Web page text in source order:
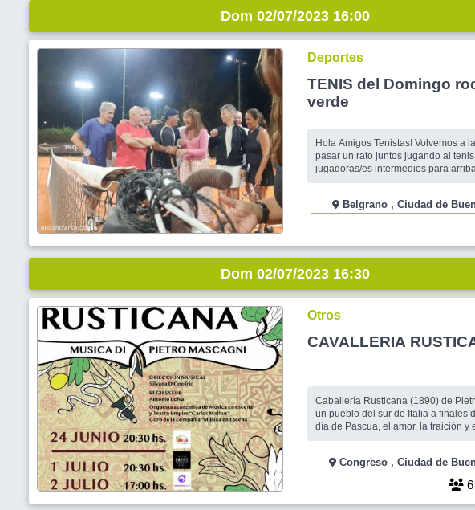
Dom 02/07/2023 16:00
Deportes
TENIS del Domingo
verde
Hola Amigos Tenistas! Volvemos a la cancha para
pasar un rato juntos jugando al
jugadoras/es intermedios para
tarde, en canchas de polvo de
Belgrano , Ciudad de
Dom 02/07/2023 16:30
Otros
CAVALLERIA
Caballería Rusticana (1890) de
un pueblo del sur de Italia a finales
día de Pascua, el amor, la traición y
una aldea Siciliana. Es el domingo de Pascuas. TrasCongreso , Ciudad de
6